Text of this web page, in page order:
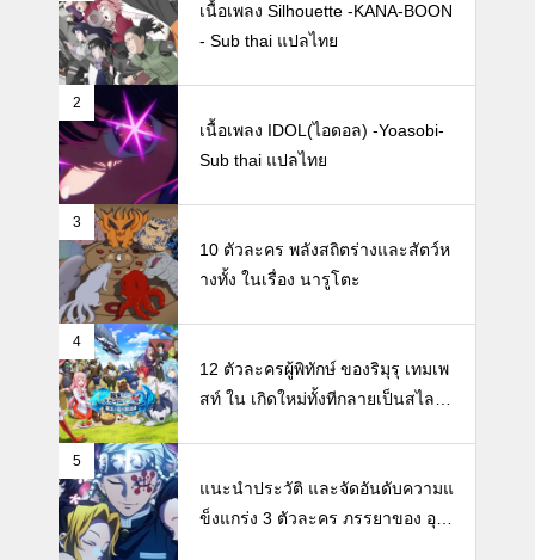
เนื้อเพลง Silhouette -KANA-BOON
- Sub thai แปลไทย
2
เนื้อเพลง IDOL(ไอดอล) -Yoasobi-
Sub thai แปลไทย
3
10 ตัวละคร พลังสถิตร่างและสัตว์ห
างทั้ง ในเรื่อง นารูโตะ
4
12 ตัวละครผู้พิทักษ์ ของริมุรุ เทมเพ
สท์ ใน เกิดใหม่ทั้งทีกลายเป็นสไลม์ไ
5
แนะนำประวัติ และจัดอันดับความแ
ข็งแกร่ง 3 ตัวละคร ภรรยาของ อุซุ